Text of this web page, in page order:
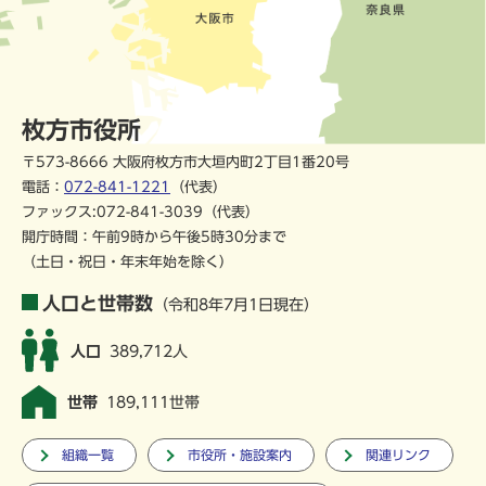
枚方市役所
〒573-8666 大阪府枚方市大垣内町2丁目1番20号
電話： 072-841-1221
（代表）
ファックス:072-841-3039（代表）
開庁時間：午前9時から午後5時30分まで
（土日・祝日・年末年始を除く）
人口と世帯数 （令和8年7月1日現在）
人口 389,712人
世帯 189,111世帯
組織一覧 市役所・施設案内 関連リンク